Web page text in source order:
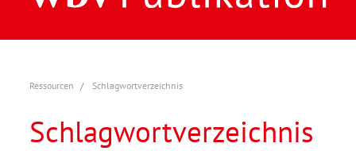
Ressourcen Schlagwortverzeichnis
Schlagwortverzeichnis